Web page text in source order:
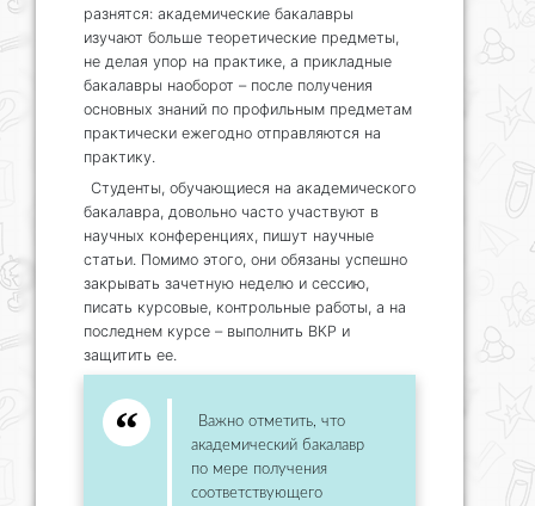
разнятся: академические бакалавры
изучают больше теоретические предметы,
не делая упор на практике, а прикладные
бакалавры наоборот – после получения
основных знаний по профильным предметам
практически ежегодно отправляются на
практику.
Студенты, обучающиеся на академического
бакалавра, довольно часто участвуют в
научных конференциях, пишут научные
статьи. Помимо этого, они обязаны успешно
закрывать зачетную неделю и сессию,
писать курсовые, контрольные работы, а на
последнем курсе – выполнить ВКР и
защитить ее.
Важно отметить, что
академический бакалавр
по мере получения
соответствующего